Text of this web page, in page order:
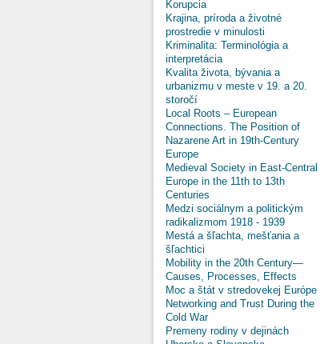
Korupcia
Krajina, príroda a životné
prostredie v minulosti
Kriminalita: Terminológia a
interpretácia
Kvalita života, bývania a
urbanizmu v meste v 19. a 20.
storočí
Local Roots – European
Connections. The Position of
Nazarene Art in 19th-Century
Europe
Medieval Society in East-Central
Europe in the 11th to 13th
Centuries
Medzi sociálnym a politickým
radikalizmom 1918 - 1939
Mestá a šľachta, mešťania a
šľachtici
Mobility in the 20th Century—
Causes, Processes, Effects
Moc a štát v stredovekej Európe
Networking and Trust During the
Cold War
Premeny rodiny v dejinách